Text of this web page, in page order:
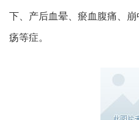
下、产后血晕、瘀血腹痛、
疡等症。